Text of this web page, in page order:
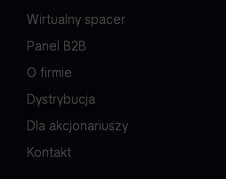
Wirtualny spacer
Panel B2B
O firmie
Dystrybucja
Dla akcjonariuszy
Kontakt